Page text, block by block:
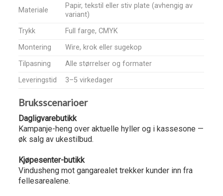
Materiale
Papir, tekstil eller stiv plate (avhengig av
variant)
Trykk
Full farge, CMYK
Montering
Wire, krok eller sugekop
Tilpasning
Alle størrelser og formater
Leveringstid
3–5 virkedager
Bruksscenarioer
Dagligvarebutikk
Kampanje-heng over aktuelle hyller og i kassesone —
øk salg av ukestilbud.
Kjøpesenter-butikk
Vindusheng mot gangarealet trekker kunder inn fra
fellesarealene.